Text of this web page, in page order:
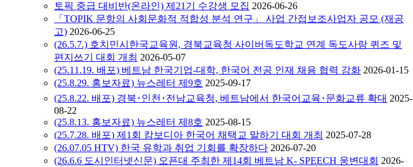
토픽 중급 대비반(온라인) 제21기 수강생 모집 2026-06-26
「TOPIK 문항의 사회문화적 적합성 분석 연구」 사업 간접보조사업자 공모 (재공
고) 2026-06-25
(26.5.7.) 호치민시한국교육원, 경북교육청 사이버독도학교 연계 독도사랑 퀴즈 및
편지쓰기 대회 개최 2026-05-07
(25.11.19. 배포) 베트남 한국기업-대학, 한국어 전공 인재 채용 협력 강화 2026-01-15
(25.8.29. 홍보자료) 뉴스레터 제9호 2025-09-17
(25.8.22. 배포) 경북･인천･전남교육청, 베트남에서 한국어교육･문화교류 확대 2025-
08-22
(25.8.13. 홍보자료) 뉴스레터 제8호 2025-08-15
(25.7.28. 배포) 제1회 캄보디아 한국어 채택교 말하기 대회 개최 2025-07-28
(26.07.05 HTV) 한국 유학과 취업 기회를 확장하다 2026-07-20
(26.6.6 도시인터넷신문) 오픈대 주최한 제14회 베트남 K- SPEECH 웅변대회 2026-